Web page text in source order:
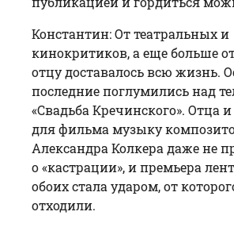
Константин: От театральных и
кинокритиков, а еще больше
отцу доставалось всю жизнь.
последние поглумились над
«Свадьба Кречинского». Отца
для фильма музыку
Александра Колкера даже не
о «кастрации», и премьера
обоих стала ударом, от
отходили.